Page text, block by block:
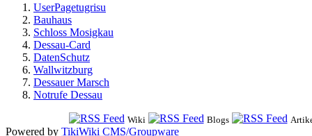
UserPagetugrisu
Bauhaus
Schloss Mosigkau
Dessau-Card
DatenSchutz
Wallwitzburg
Dessauer Marsch
Notrufe Dessau
Wiki Blogs
Powered by TikiWiki CMS/Groupware